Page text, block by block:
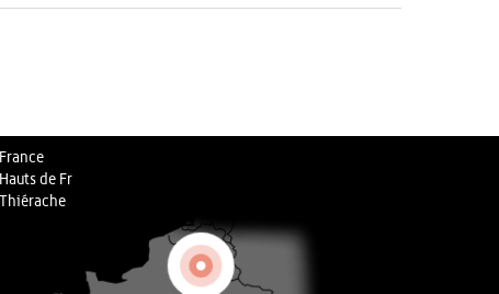
France
Hauts de Fr
Thiérache